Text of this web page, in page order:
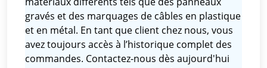
gravés et des marquages ​​de câbles en plastique
et en métal. En tant que client chez nous, vous
avez toujours accès à l’historique complet des
commandes. Contactez-nous dès aujourd'hui